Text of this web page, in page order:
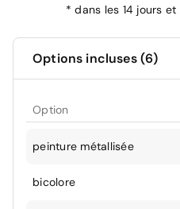
*dans les 14 jours
Options incluses (6)
Option
peinture métallisée
bicolore